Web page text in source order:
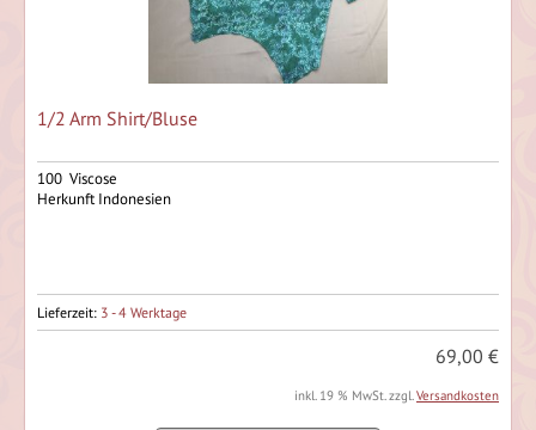
1/2 Arm Shirt/Bluse
100 Viscose
Herkunft Indonesien
Lieferzeit: 3 - 4 Werktage
69,00 €
inkl. 19 % MwSt. zzgl.Versandkosten